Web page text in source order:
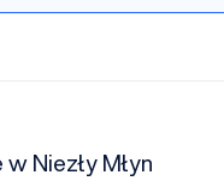
Niezły Młyn